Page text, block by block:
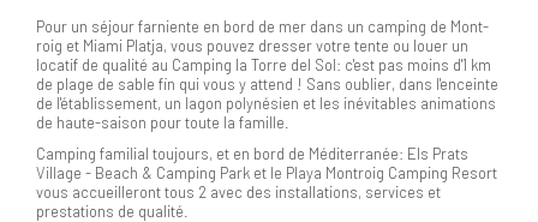
Pour un séjour farniente en bord de mer dans un camping de Mont-
roig et Miami Platja, vous pouvez dresser votre tente ou louer un
locatif de qualité au Camping la Torre del Sol: c'est pas moins d'1 km
de plage de sable fin qui vous y attend ! Sans oublier, dans l'enceinte
de l'établissement, un lagon polynésien et les inévitables animations
de haute-saison pour toute la famille.
Camping familial toujours, et en bord de Méditerranée: Els Prats
Village - Beach & Camping Park et le Playa Montroig Camping Resort
vous accueilleront tous 2 avec des installations, services et
prestations de qualité.